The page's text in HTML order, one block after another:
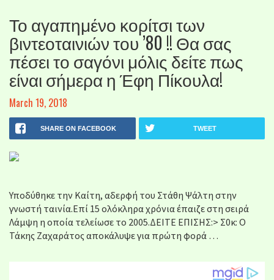
Το αγαπημένο κορίτσι των
βιντεοταινιών του ’80 !! Θα σας
πέσει το σαγόνι μόλις δείτε πως
είναι σήμερα η Έφη Πίκουλα!
March 19, 2018
SHARE ON FACEBOOK TWEET
Υποδύθηκε την Καίτη, αδερφή του Στάθη Ψάλτη στην
γνωστή ταινία.Επί 15 ολόκληρα χρόνια έπαιζε στη σειρά
Λάμψη η οποία τελείωσε το 2005.ΔΕΙΤΕ ΕΠΙΣΗΣ:> Σ0κ: Ο
Τάκης Ζαχαράτος αποκάλυψε για πρώτη φορά …